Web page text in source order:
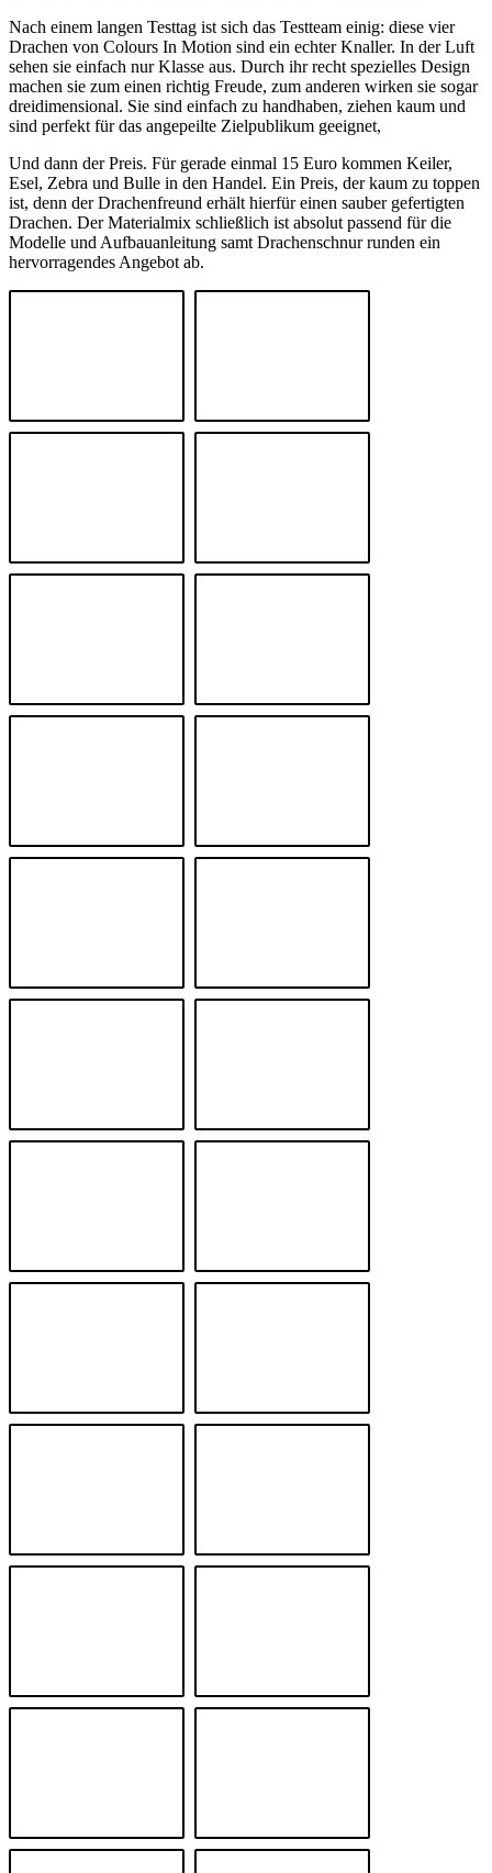
Nach einem langen Testtag ist sich das Testteam einig: diese vier
Drachen von Colours In Motion sind ein echter Knaller. In der Luft
sehen sie einfach nur Klasse aus. Durch ihr recht spezielles Design
machen sie zum einen richtig Freude, zum anderen wirken sie sogar
dreidimensional. Sie sind einfach zu handhaben, ziehen kaum und
sind perfekt für das angepeilte Zielpublikum geeignet,
Und dann der Preis. Für gerade einmal 15 Euro kommen Keiler,
Esel, Zebra und Bulle in den Handel. Ein Preis, der kaum zu toppen
ist, denn der Drachenfreund erhält hierfür einen sauber gefertigten
Drachen. Der Materialmix schließlich ist absolut passend für die
Modelle und Aufbauanleitung samt Drachenschnur runden ein
hervorragendes Angebot ab.